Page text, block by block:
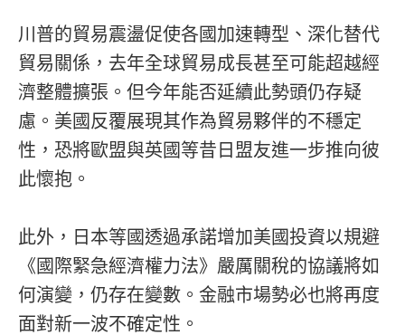
川普的貿易震盪促使各國加速轉型、深化替代
貿易關係，去年全球貿易成長甚至可能超越經
濟整體擴張。但今年能否延續此勢頭仍存疑
慮。美國反覆展現其作為貿易夥伴的不穩定
性，恐將歐盟與英國等昔日盟友進一步推向彼
此懷抱。
此外，日本等國透過承諾增加美國投資以規避
《國際緊急經濟權力法》嚴厲關稅的協議將如
何演變，仍存在變數。金融市場勢必也將再度
面對新一波不確定性。